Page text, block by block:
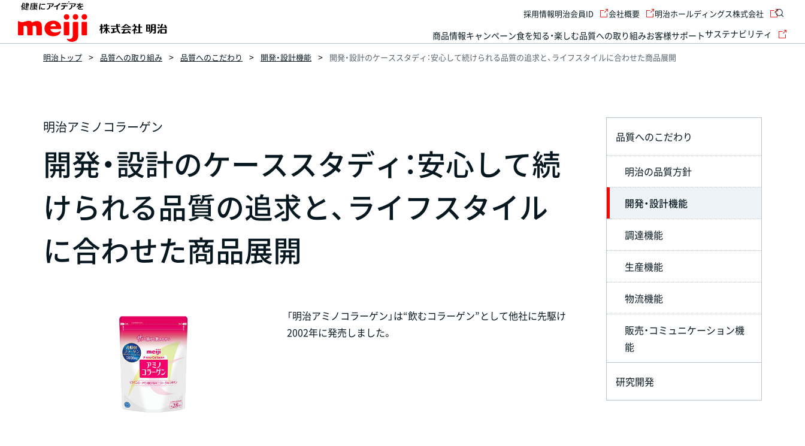
商品情報キャンペーン食を知る・楽しむ品質への取り組みお客様サポートサステナビリティ
採用情報明治会員ID 会社概要 明治ホールディングス株式会社
明治トップ 品質への取り組み 品質へのこだわり 開発・設計機能 開発・設計のケーススタディ：安心して続けられる品質の追求と、ライフスタイルに合わせた商品展開
明治アミノコラーゲン
開発・設計のケーススタディ：安心して続
けられる品質の追求と、ライフスタイル
に合わせた商品展開
「明治アミノコラーゲン」は“飲むコラーゲン”として他社に先駆け
2002年に発売しました。
品質へのこだわり
明治の品質方針
開発・設計機能
調達機能
生産機能
物流機能
販売・コミュニケーション機
能
研究開発